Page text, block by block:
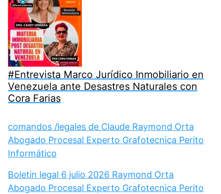
#Entrevista Marco Jurídico Inmobiliario en
Venezuela ante Desastres Naturales con
Cora Farias
comandos /legales de Claude Raymond Orta
Abogado Procesal Experto Grafotecnica Perito
Informático
Boletin legal 6 julio 2026 Raymond Orta
Abogado Procesal Experto Grafotecnica Perito